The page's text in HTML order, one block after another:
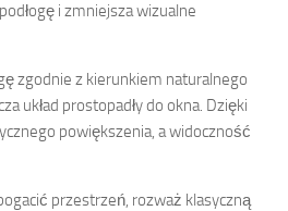
i zmniejsza wizualne
zgodnie z kierunkiem naturalnego
układ prostopadły do okna. Dzięki
powiększenia, a widoczność
przestrzeń, rozważ klasyczną